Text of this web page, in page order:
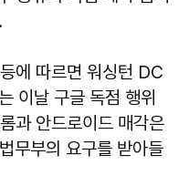
에 따르면 워싱턴 DC
이날 구글 독점 행위
과 안드로이드 매각은
무부의 요구를 받아들